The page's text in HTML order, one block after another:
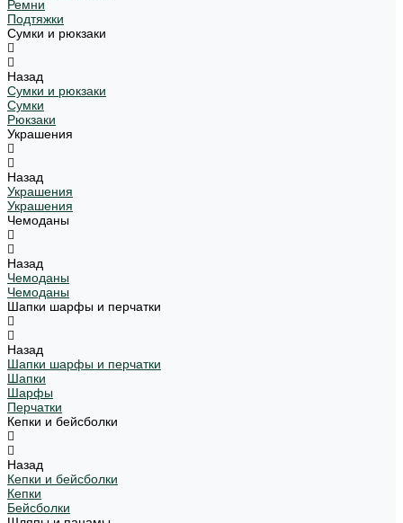
Ремни
Подтяжки
Сумки и рюкзаки
Назад
Сумки и рюкзаки
Сумки
Рюкзаки
Украшения
Назад
Украшения
Украшения
Чемоданы
Назад
Чемоданы
Чемоданы
Шапки шарфы и перчатки
Назад
Шапки шарфы и перчатки
Шапки
Шарфы
Перчатки
Кепки и бейсболки
Назад
Кепки и бейсболки
Кепки
Бейсболки